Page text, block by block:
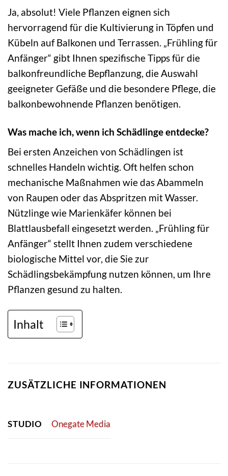
Ja, absolut! Viele Pflanzen eignen sich
hervorragend für die Kultivierung in Töpfen und
Kübeln auf Balkonen und Terrassen. „Frühling für
Anfänger“ gibt Ihnen spezifische Tipps für die
balkonfreundliche Bepflanzung, die Auswahl
geeigneter Gefäße und die besondere Pflege, die
balkonbewohnende Pflanzen benötigen.
Was mache ich, wenn ich Schädlinge entdecke?
Bei ersten Anzeichen von Schädlingen ist
schnelles Handeln wichtig. Oft helfen schon
mechanische Maßnahmen wie das Abammeln
von Raupen oder das Abspritzen mit Wasser.
Nützlinge wie Marienkäfer können bei
Blattlausbefall eingesetzt werden. „Frühling für
Anfänger“ stellt Ihnen zudem verschiedene
biologische Mittel vor, die Sie zur
Schädlingsbekämpfung nutzen können, um Ihre
Pflanzen gesund zu halten.
Inhalt
ZUSÄTZLICHE INFORMATIONEN
STUDIO Onegate Media